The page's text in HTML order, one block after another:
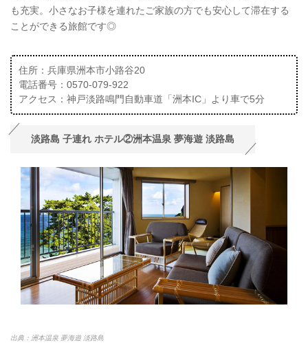
も充実。小さなお子様を連れたご家族の方でも安心して滞在する
ことができる旅館です◎
住所：兵庫県洲本市小路谷20
電話番号：0570-079-922
アクセス：神戸淡路鳴門自動車道「洲本IC」より車で5分
淡路島 子連れ ホテル②洲本温泉 夢海遊 淡路島
出典：洲本温泉 夢海遊 淡路島